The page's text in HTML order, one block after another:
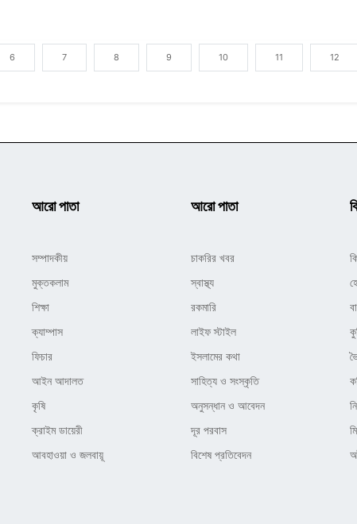
6 7 8 9 10 11 12
আরো পাতা
সম্পাদকীয়
মুক্তকলাম
শিক্ষা
ক্যাম্পাস
ফিচার
আইন আদালত
কৃষি
ক্রাইম ডায়েরী
আবহাওয়া ও জলবায়ূ
আরো পাতা
চাকরির খবর
স্বাস্থ্য
রকমারি
লাইফ স্টাইল
ইসলামের কথা
সাহিত্য ও সংস্কৃতি
অনুসন্ধান ও আবেদন
দূর পরবাস
বিশেষ প্রতিবেদন